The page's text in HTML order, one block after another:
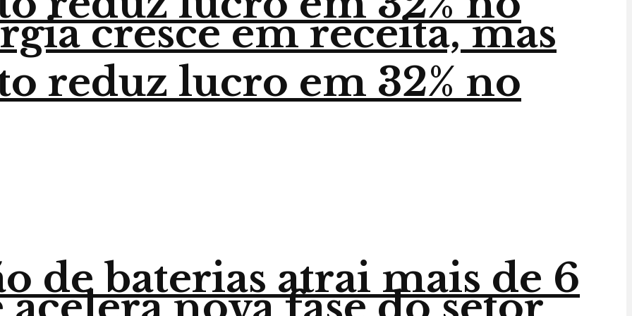
de baterias atrai mais de 6
cresce em receita, mas
reduz lucro em 32% no